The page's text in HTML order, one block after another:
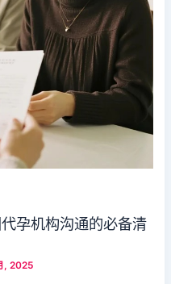
孕机构沟通的必备清
, 2025